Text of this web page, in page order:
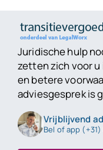
Juridische hulp
zetten zich voor u
en betere
adviesgesprek is
Vrijblijvend
Bel of app